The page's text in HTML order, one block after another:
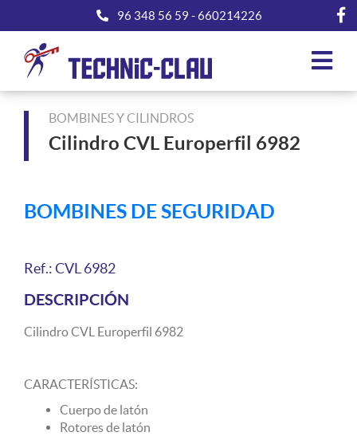
96 348 56 59 -660214226
BOMBINES Y CILINDROS
Cilindro CVL Europerfil 6982
BOMBINES DE SEGURIDAD
Ref.: CVL 6982
DESCRIPCIÓN
Cilindro CVL Europerfil 6982
CARACTERÍSTICAS:
Cuerpo de latón
Rotores de latón